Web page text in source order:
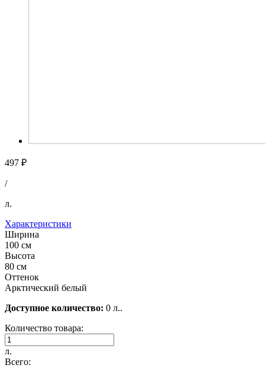
497 ₽
/
л.
Характеристики
Ширина
100 см
Высота
80 см
Оттенок
Арктический белый
Доступное количество: 0 л..
Количество товара:
л.
Всего: